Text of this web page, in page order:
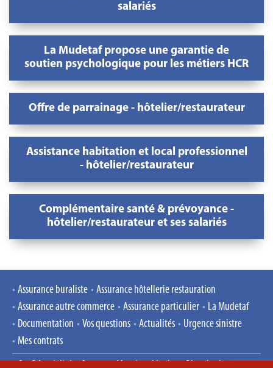
salariés
La Mudetaf propose une garantie de
soutien psychologique pour les métiers HCR
Offre de parrainage - hôtelier/restaurateur
Assistance habitation et local professionnel
- hôtelier/restaurateur
Complémentaire santé & prévoyance -
hôtelier/restaurateur et ses salariés
Assurance buraliste
Assurance hôtellerie restauration
Assurance autre commerce
Assurance particulier
La Mudetaf
Documentation
Vos questions Actualités
Urgence sinistre
Mes contrats